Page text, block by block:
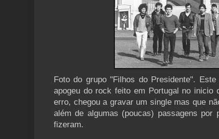
Foto do grupo "Filhos do Presidente".
apogeu do rock feito em Portugal no inicio
erro, chegou a gravar um single mas que
além de algumas (poucas) passagens por
fizeram.